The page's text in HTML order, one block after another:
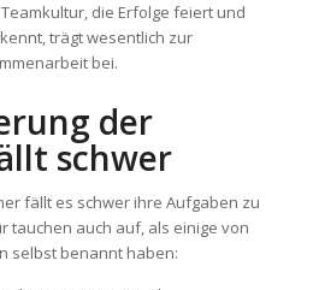
die Erfolge feiert und
trägt wesentlich zur
bei.
der
schwer
fällt es schwer ihre Aufgaben zu
tauchen auch auf, als einige von
selbst benannt haben: